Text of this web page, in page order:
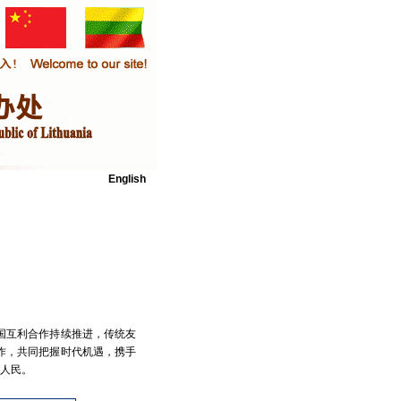
English
互利合作持续推进，传统友
，共同把握时代机遇，携手
民。